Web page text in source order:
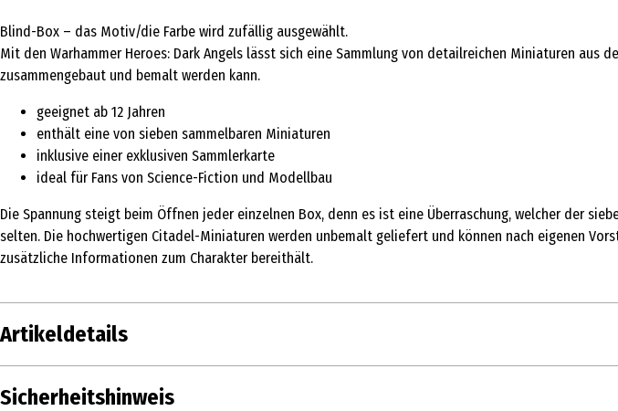
Blind-Box – das Motiv/die Farbe wird zufällig ausgewählt.
Mit den Warhammer Heroes: Dark Angels lässt sich eine Sammlung von detailreichen Miniaturen aus
zusammengebaut und bemalt werden kann.
geeignet ab 12 Jahren
enthält eine von sieben sammelbaren Miniaturen
inklusive einer exklusiven Sammlerkarte
ideal für Fans von Science-Fiction und Modellbau
Die Spannung steigt beim Öffnen jeder einzelnen Box, denn es ist eine Überraschung, welcher der
selten. Die hochwertigen Citadel-Miniaturen werden unbemalt geliefert und können nach eigenen
zusätzliche Informationen zum Charakter bereithält.
Artikeldetails
Inhalt
Sicherheitshinweis